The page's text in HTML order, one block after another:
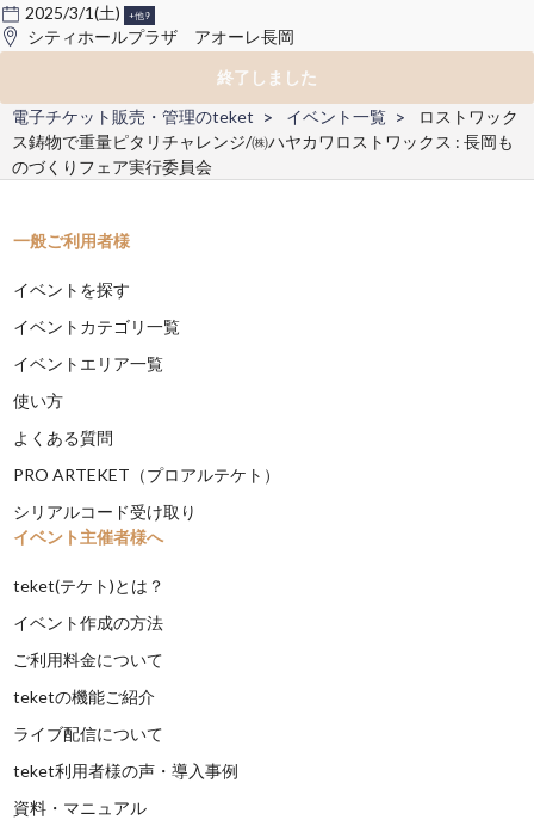
2025/3/1(土) +他9
シティホールプラザ アオーレ長岡
終了しました
電子チケット販売・管理のteket
イベント一覧
ロストワック
ス鋳物で重量ピタリチャレンジ/㈱ハヤカワロストワックス : 長岡も
のづくりフェア実行委員会
一般ご利用者様
イベントを探す
イベントカテゴリ一覧
イベントエリア一覧
使い方
よくある質問
PRO ARTEKET（プロアルテケト）
シリアルコード受け取り
イベント主催者様へ
teket(テケト)とは？
イベント作成の方法
ご利用料金について
teketの機能ご紹介
ライブ配信について
teket利用者様の声・導入事例
資料・マニュアル